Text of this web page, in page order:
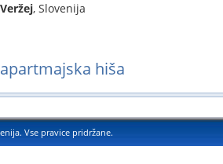
Veržej, Slovenija
hiša
Vse pravice pridržane.